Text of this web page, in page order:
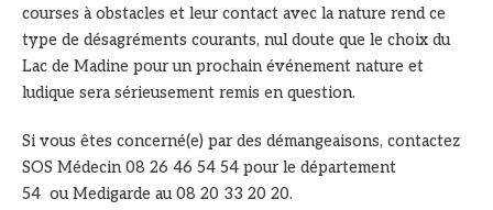
courses à obstacles et leur contact avec la nature rend ce
type de désagréments courants, nul doute que le choix du
Lac de Madine pour un prochain événement nature et
ludique sera sérieusement remis en question.
Si vous êtes concerné(e) par des démangeaisons, contactez
SOS Médecin 08 26 46 54 54 pour le département
54 ou Medigarde au 08 20 33 20 20.